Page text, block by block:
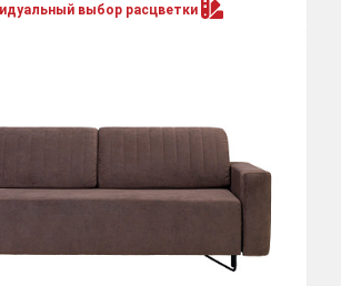
выбор расцветки